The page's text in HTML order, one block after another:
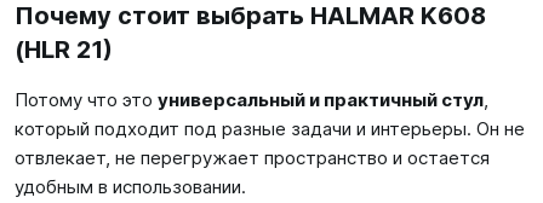
Почему стоит выбрать HALMAR K608
(HLR 21)
Потому что это универсальный и практичный стул,
который подходит под разные задачи и интерьеры. Он не
отвлекает, не перегружает пространство и остается
удобным в использовании.